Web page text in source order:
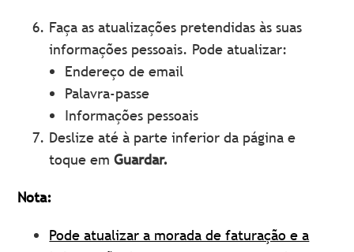
Faça as atualizações pretendidas às suas
informações pessoais. Pode atualizar:
Endereço de email
Palavra-passe
Informações pessoais
Deslize até à parte inferior da página e
toque emGuardar.
Nota:
Pode atualizar a morada de faturação e a